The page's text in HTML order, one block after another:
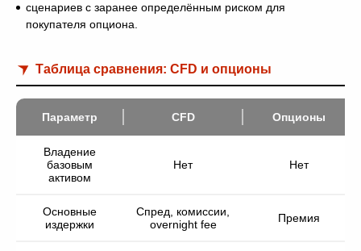
сценариев с заранее определённым риском для
покупателя опциона.
Таблица сравнения: CFD и опционы
Параметр CFD Опционы
Владение
базовым
активом
Нет Нет
Основные
издержки
Спред, комиссии,
overnight fee
Премия